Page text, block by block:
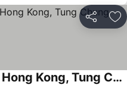
分享 放
Four Points by Sheraton Hong Kong, Tung Chung